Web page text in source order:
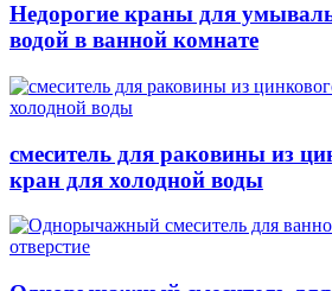
Недорогие краны для
водой в ванной комнате
смеситель для раковины из
кран для холодной воды